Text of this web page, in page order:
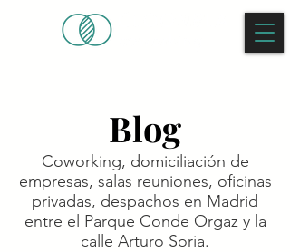
Blog
Coworking, domiciliación de
empresas, salas reuniones, oficinas
privadas, despachos en Madrid
entre el Parque Conde Orgaz y la
calle Arturo Soria.